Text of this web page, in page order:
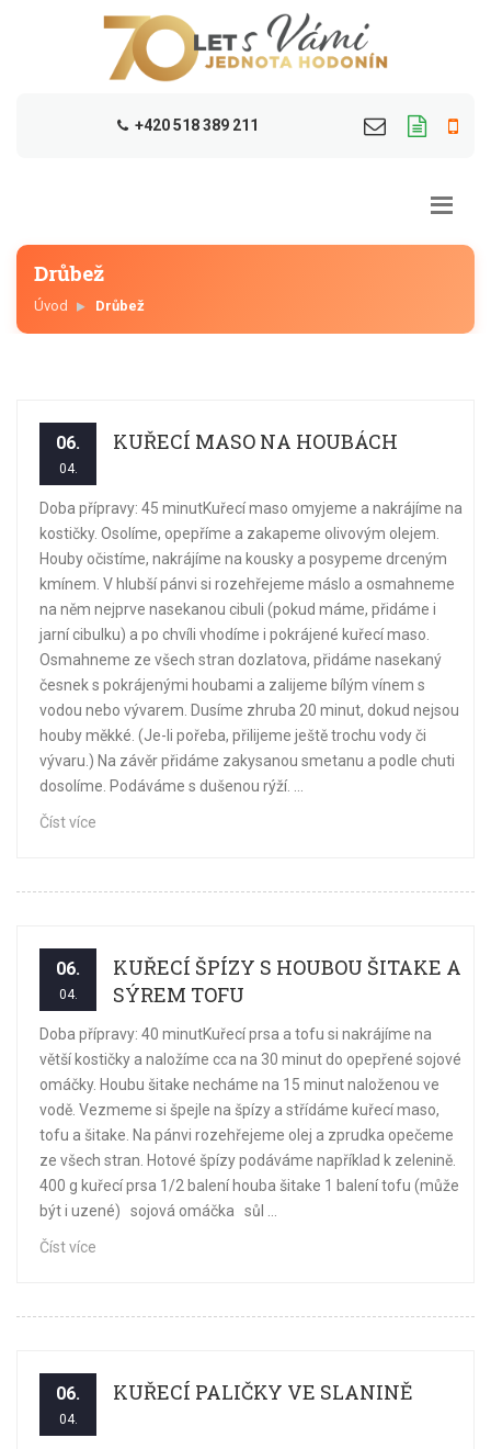
+420 518 389 211
Drůbež
Úvod Drůbež
06.
04.
KUŘECÍ MASO NA HOUBÁCH
Doba přípravy: 45 minutKuřecí maso omyjeme a nakrájíme na
kostičky. Osolíme, opepříme a zakapeme olivovým olejem.
Houby očistíme, nakrájíme na kousky a posypeme drceným
kmínem. V hlubší pánvi si rozehřejeme máslo a osmahneme
na něm nejprve nasekanou cibuli (pokud máme, přidáme i
jarní cibulku) a po chvíli vhodíme i pokrájené kuřecí maso.
Osmahneme ze všech stran dozlatova, přidáme nasekaný
česnek s pokrájenými houbami a zalijeme bílým vínem s
vodou nebo vývarem. Dusíme zhruba 20 minut, dokud nejsou
houby měkké. (Je-li pořeba, přilijeme ještě trochu vody či
vývaru.) Na závěr přidáme zakysanou smetanu a podle chuti
dosolíme. Podáváme s dušenou rýží. ...
Číst více
06.
04.
KUŘECÍ ŠPÍZY S HOUBOU ŠITAKE A
SÝREM TOFU
Doba přípravy: 40 minutKuřecí prsa a tofu si nakrájíme na
větší kostičky a naložíme cca na 30 minut do opepřené sojové
omáčky. Houbu šitake necháme na 15 minut naloženou ve
vodě. Vezmeme si špejle na špízy a střídáme kuřecí maso,
tofu a šitake. Na pánvi rozehřejeme olej a zprudka opečeme
ze všech stran. Hotové špízy podáváme například k zelenině.
400 g kuřecí prsa 1/2 balení houba šitake 1 balení tofu (může
být i uzené) sojová omáčka sůl ...
Číst více
06.
04.
KUŘECÍ PALIČKY VE SLANINĚ